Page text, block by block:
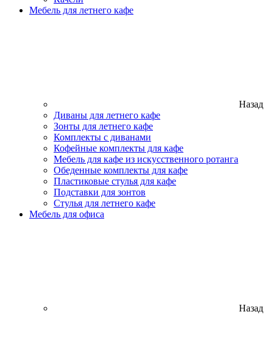
Мебель для летнего кафе
Назад
Диваны для летнего кафе
Зонты для летнего кафе
Комплекты с диванами
Кофейные комплекты для кафе
Мебель для кафе из искусственного ротанга
Обеденные комплекты для кафе
Пластиковые стулья для кафе
Подставки для зонтов
Стулья для летнего кафе
Мебель для офиса
Назад